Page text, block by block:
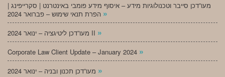
מעו”דכן סייבר וטכנולוגיות מידע – איסוף מידע פומבי באינטרנט | סקרייפינג |
»
מעו”דכן ליטיגציה – ינואר 2024 II »
Corporate Law Client Update – January 2024 »
»